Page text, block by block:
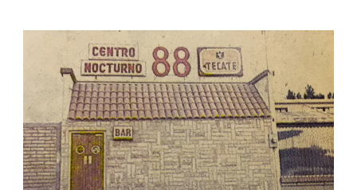
La
Inflación
Y
La
Ideología
Nos
Dejarán